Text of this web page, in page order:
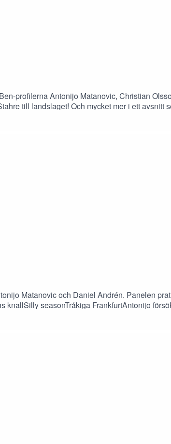
profilerna Antonijo Matanovic, Christian
till landslaget! Och mycket mer i ett avsnitt
Matanovic och Daniel Andrén. Panelen
knallSilly seasonTråkiga FrankfurtAntonijo
och mycket, mycket mer!